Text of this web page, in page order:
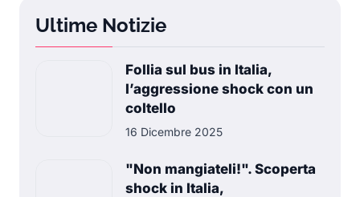
Ultime Notizie
Follia sul bus in Italia,
l’aggressione shock con un
coltello
16 Dicembre 2025
"Non mangiateli!". Scoperta
shock in Italia,